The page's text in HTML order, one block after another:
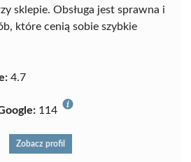
sklepie. Obsługa jest sprawna i
które cenią sobie szybkie
4.7
114
Zobacz profil